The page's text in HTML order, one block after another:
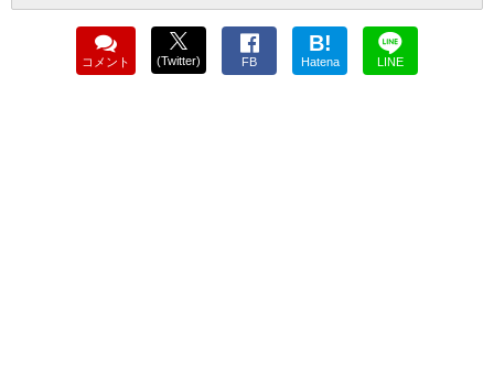
コメント (Twitter) FB
B!
Hatena LINE